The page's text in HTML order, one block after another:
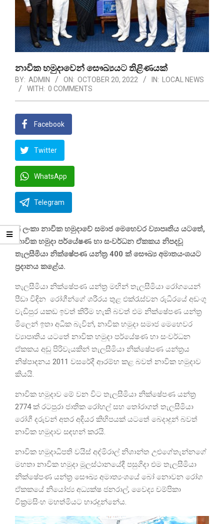
නාවික හමුදාවෙන් සෞඛ්‍යයට තිළිණයක්
BY: ADMIN ON: OCTOBER 20, 2022 IN:
LOCAL NEWS
WITH: 0 COMMENTS
Facebook
Twitter
WhatsApp
Telegram
ශ්‍රී ලංකා නාවික හමුදාවේ සමාජ මෙහෙවර ව්‍යාපෘතිය යටතේ,
නාවික හමුදා පර්යේෂණ හා සංවර්ධන ඒකකය නිපදවූ
තැලසීමියා නික්ෂේපණ යන්ත්‍ර 400 ක් සෞඛ්‍ය අමාතයංශයට
ප්‍රදානය කළේය.
තැලසීමියා නික්ෂේපණ යන්ත්‍ර මඟින් තැලසීමියා රෝගයෙන්
පීඩා විඳින රෝගීන්ගේ ශරීරය තුළ එක්රැස්වන රුධිරයේ අඩංගු
වැඩිපුර යකඩ ඉවත් කිරීම හැකි බවත් එම නික්ෂේපණ යන්ත්‍ර
මිලෙන් ඉතා අධික බැවින්, නාවික හමුදා සමාජ මෙහෙවර
ව්‍යාපෘතිය යටතේ නාවික හමුදා පර්යේෂණ හා සංවර්ධන
ඒකකය අඩු පිරිවැයකින් තැලසීමියා නික්ෂේපණ යන්ත්‍රය
නිෂ්පාදනය 2011 වසරේදී ආරම්භ කළ බවත් නාවික හමුදාව
කියයි.
නාවික හමුදාව මේ වන විට තැලසීමියා නික්ෂේපණ යන්ත්‍ර
2774 ක් රටපුරා ජාතික රෝහල් සහ තෝරාගත් තැලසීමියා
රෝගී දරුවන් අතර අදියර කිහිපයක් යටතේ බෙදාදුන් බවත්
නාවික හමුදාව සඳහන් කරයි.
නාවික හමුදාධිපති වයිස් අද්මිරාල් නිශාන්ත උළුගේතැන්නගේ
මහතා නාවික හමුදා මූලස්ථානයේදී පසුගිදා එම තැලසීමියා
නික්ෂේපණ යන්ත්‍ර සෞඛ්‍ය අමාත්‍යංශයේ බෝ නොවන රෝග
ඒකකයේ නියෝජ්‍ය අධ්‍යක්ෂ ජනරාල්, වෛද්‍ය චම්පිකා
වික්‍රමසිංහ මහත්මියට භාරදුන්නේය.